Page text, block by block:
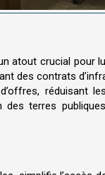
atout crucial pour
des contrats
réduisant
terres